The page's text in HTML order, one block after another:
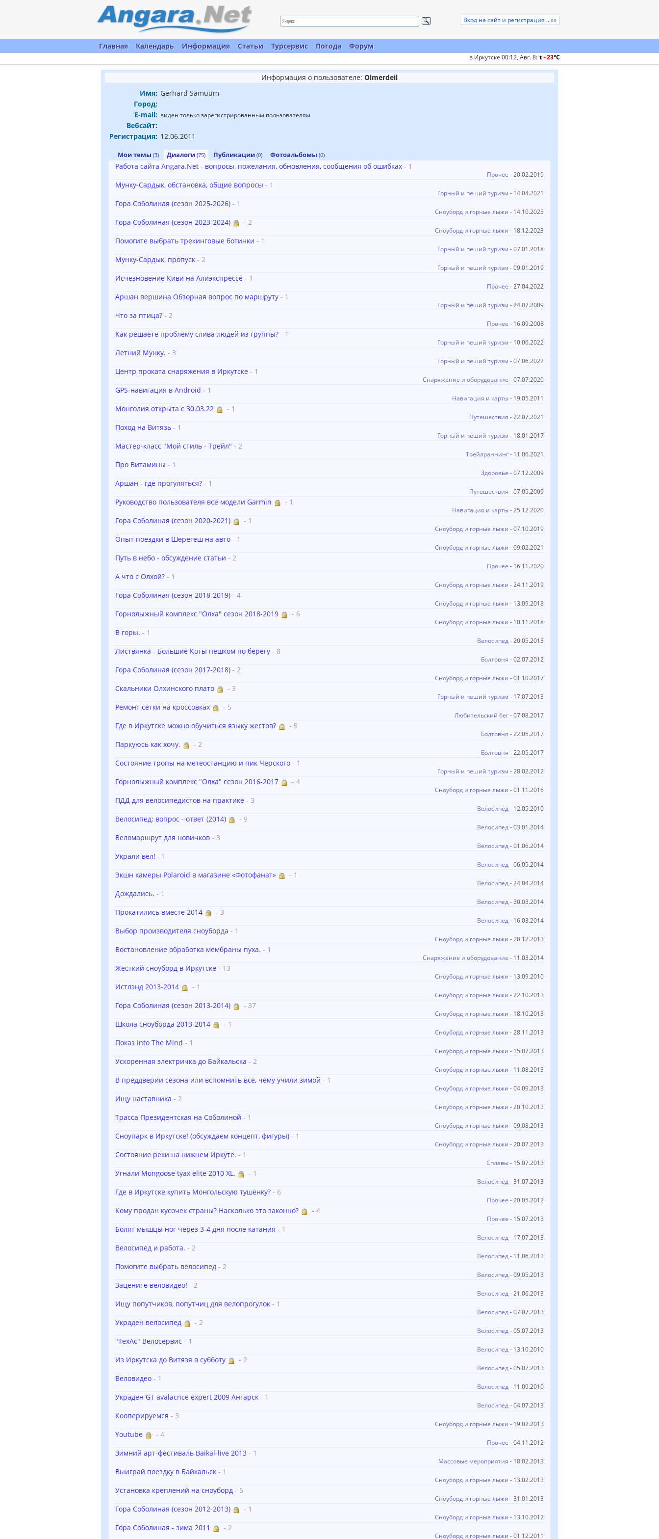
Вход на сайт и регистрация ...»»
Главная Календарь Информация Статьи Турсервис Погода Форум
в Иркутске 00:12, Авг. 8: t+23°C
Информация о пользователе: Olmerdeil
Имя: Gerhard Samuum
Город:
E-mail: виден только зарегистрированным пользователям
Вебсайт:
Регистрация: 12.06.2011
Мои темы (3) Диалоги (75) Публикации (0) Фотоальбомы (0)
Работа сайта Angara.Net - вопросы, пожелания, обновления, сообщения об ошибках - 1
Прочее - 20.02.2019
Мунку-Сардык, обстановка, общие вопросы - 1
Горный и пеший туризм - 14.04.2021
Гора Соболиная (сезон 2025-2026) - 1
Сноуборд и горные лыжи - 14.10.2025
Гора Соболиная (сезон 2023-2024) - 2
Сноуборд и горные лыжи - 18.12.2023
Помогите выбрать трекинговые ботинки - 1
Горный и пеший туризм - 07.01.2018
Мунку-Сардык, пропуск - 2
Горный и пеший туризм - 09.01.2019
Исчезновение Киви на Алиэкспрессе - 1
Прочее - 27.04.2022
Аршан вершина Обзорная вопрос по маршруту - 1
Горный и пеший туризм - 24.07.2009
Что за птица? - 2
Прочее - 16.09.2008
Как решаете проблему слива людей из группы? - 1
Горный и пеший туризм - 10.06.2022
Летний Мунку. - 3
Горный и пеший туризм - 07.06.2022
Центр проката снаряжения в Иркутске - 1
Снаряжение и оборудование - 07.07.2020
GPS-навигация в Android - 1
Навигация и карты- 19.05.2011
Монголия открыта с 30.03.22 - 1
Путешествия - 22.07.2021
Поход на Витязь - 1
Горный и пеший туризм - 18.01.2017
Мастер-класс "Мой стиль - Трейл" - 2
Трейлраннинг- 11.06.2021
Про Витамины - 1
Здоровье - 07.12.2009
Аршан - где прогуляться? - 1
Путешествия - 07.05.2009
Руководство пользователя все модели Garmin - 1
Навигация и карты- 25.12.2020
Гора Соболиная (сезон 2020-2021) - 1
Сноуборд и горные лыжи - 07.10.2019
Опыт поездки в Шерегеш на авто - 1
Сноуборд и горные лыжи - 09.02.2021
Путь в небо - обсуждение статьи - 2
Прочее - 16.11.2020
А что с Олхой? - 1
Сноуборд и горные лыжи - 24.11.2019
Гора Соболиная (сезон 2018-2019) - 4
Сноуборд и горные лыжи - 13.09.2018
Горнолыжный комплекс "Олха" сезон 2018-2019 - 6
Сноуборд и горные лыжи - 10.11.2018
В горы. - 1
Велосипед- 20.05.2013
Листвянка - Большие Коты пешком по берегу - 8
Болтовня - 02.07.2012
Гора Соболиная (сезон 2017-2018) - 2
Сноуборд и горные лыжи - 01.10.2017
Скальники Олхинского плато - 3
Горный и пеший туризм - 17.07.2013
Ремонт сетки на кроссовках - 5
Любительский бег- 07.08.2017
Где в Иркутске можно обучиться языку жестов? - 5
Болтовня - 22.05.2017
Паркуюсь как хочу. - 2
Болтовня - 22.05.2017
Состояние тропы на метеостанцию и пик Черского - 1
Горный и пеший туризм - 28.02.2012
Горнолыжный комплекс "Олха" сезон 2016-2017 - 4
Сноуборд и горные лыжи - 01.11.2016
ПДД для велосипедистов на практике - 3
Велосипед- 12.05.2010
Велосипед: вопрос - ответ (2014) - 9
Велосипед- 03.01.2014
Веломаршрут для новичков - 3
Велосипед- 01.06.2014
Украли вел! - 1
Велосипед- 06.05.2014
Экшн камеры Polaroid в магазине «Фотофанат» - 1
Велосипед- 24.04.2014
Дождались. - 1
Велосипед- 30.03.2014
Прокатились вместе 2014 - 3
Велосипед- 16.03.2014
Выбор производителя сноуборда - 1
Сноуборд и горные лыжи - 20.12.2013
Востановление обработка мембраны пуха. - 1
Снаряжение и оборудование - 11.03.2014
Жесткий сноуборд в Иркутске - 13
Сноуборд и горные лыжи - 13.09.2010
Истлэнд 2013-2014 - 1
Сноуборд и горные лыжи - 22.10.2013
Гора Соболиная (сезон 2013-2014) - 37
Сноуборд и горные лыжи - 18.10.2013
Школа сноуборда 2013-2014 - 1
Сноуборд и горные лыжи - 28.11.2013
Показ Into The Mind - 1
Сноуборд и горные лыжи - 15.07.2013
Ускоренная электричка до Байкальска - 2
Сноуборд и горные лыжи - 11.08.2013
В преддверии сезона или вспомнить все, чему учили зимой - 1
Сноуборд и горные лыжи - 04.09.2013
Ищу наставника - 2
Сноуборд и горные лыжи - 20.10.2013
Трасса Президентская на Соболиной - 1
Сноуборд и горные лыжи - 09.08.2013
Сноупарк в Иркутске! (обсуждаем концепт, фигуры) - 1
Сноуборд и горные лыжи - 20.07.2013
Состояние реки на нижнем Иркуте. - 1
Сплавы- 15.07.2013
Угнали Mongoose tyax elite 2010 XL. - 1
Велосипед- 31.07.2013
Где в Иркутске купить Монгольскую тушёнку? - 6
Прочее - 20.05.2012
Кому продан кусочек страны? Насколько это законно? - 4
Прочее - 15.07.2013
Болят мышцы ног через 3-4 дня после катания - 1
Велосипед- 17.07.2013
Велосипед и работа. - 2
Велосипед- 11.06.2013
Помогите выбрать велосипед - 2
Велосипед- 09.05.2013
Зацените веловидео! - 2
Велосипед- 21.06.2013
Ищу попутчиков, попутчиц для велопрогулок - 1
Велосипед- 07.07.2013
Украден велосипед - 2
Велосипед- 05.07.2013
"ТехАс" Велосервис - 1
Велосипед- 13.10.2010
Из Иркутска до Витязя в субботу - 2
Велосипед- 05.07.2013
Веловидео - 1
Велосипед- 11.09.2010
Украден GT avalacnce expert 2009 Ангарск - 1
Велосипед- 04.07.2013
Кооперируемся - 3
Сноуборд и горные лыжи - 19.02.2013
Youtube - 4
Прочее - 04.11.2012
Зимний арт-фестиваль Baikal-live 2013 - 1
Массовые мероприятия - 18.02.2013
Выиграй поездку в Байкальск - 1
Сноуборд и горные лыжи - 13.02.2013
Установка креплений на сноуборд - 5
Сноуборд и горные лыжи - 31.01.2013
Гора Соболиная (сезон 2012-2013) - 1
Сноуборд и горные лыжи - 13.10.2012
Гора Соболиная - зима 2011 - 2
Сноуборд и горные лыжи - 01.12.2011